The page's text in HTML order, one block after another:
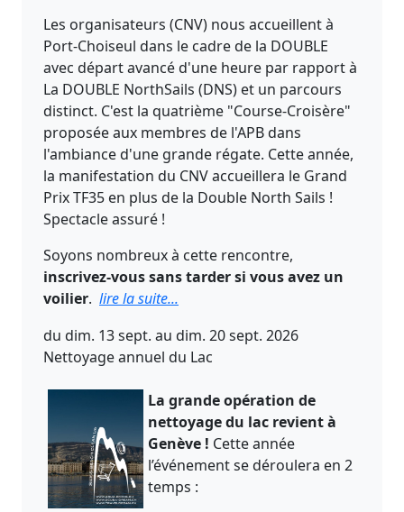
Les organisateurs (CNV) nous accueillent à
Port-Choiseul dans le cadre de la DOUBLE
avec départ avancé d'une heure par rapport à
La DOUBLE NorthSails (DNS) et un parcours
distinct. C'est la quatrième "Course-Croisère"
proposée aux membres de l'APB dans
l'ambiance d'une grande régate. Cette année,
la manifestation du CNV accueillera le Grand
Prix TF35 en plus de la Double North Sails !
Spectacle assuré !
Soyons nombreux à cette rencontre,
inscrivez-vous sans tarder si vous avez un
voilier. lire la suite...
du dim. 13 sept. au dim. 20 sept. 2026
Nettoyage annuel du Lac
La grande opération de
nettoyage du lac revient à
Genève ! Cette année
l’événement se déroulera en 2
temps :